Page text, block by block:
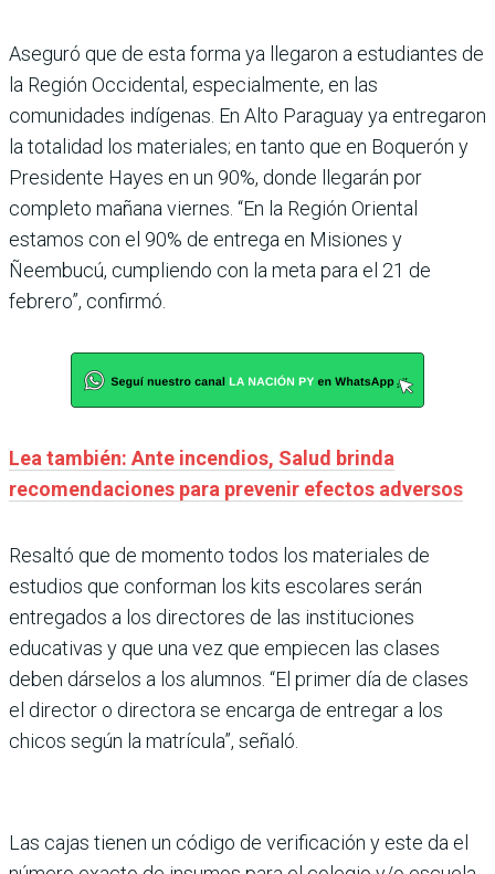
Aseguró que de esta forma ya llegaron a estudiantes de
la Región Occidental, especialmente, en las
comunidades indígenas. En Alto Paraguay ya entregaron
la totalidad los materiales; en tanto que en Boquerón y
Presidente Hayes en un 90%, donde llegarán por
completo mañana viernes. “En la Región Oriental
estamos con el 90% de entrega en Misiones y
Ñeembucú, cumpliendo con la meta para el 21 de
febrero”, confirmó.
Lea también: Ante incendios, Salud brinda
recomendaciones para prevenir efectos adversos
Resaltó que de momento todos los materiales de
estudios que conforman los kits escolares serán
entregados a los directores de las instituciones
educativas y que una vez que empiecen las clases
deben dárselos a los alumnos. “El primer día de clases
el director o directora se encarga de entregar a los
chicos según la matrícula”, señaló.
Las cajas tienen un código de verificación y este da el